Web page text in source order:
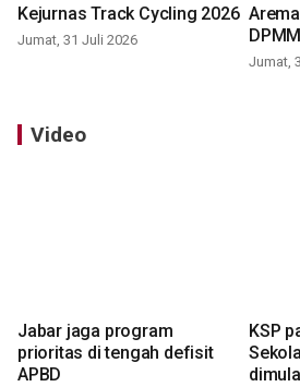
Kejurnas Track Cycling 2026
Jumat, 31 Juli 2026
Jumat,
Video
Jabar jaga program
prioritas di tengah defisit
APBD
KSP